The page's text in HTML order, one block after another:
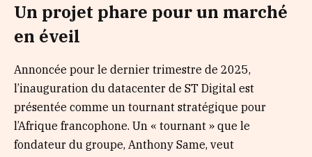
Un projet phare pour un marché
en éveil
Annoncée pour le dernier trimestre de 2025,
l’inauguration du datacenter de ST Digital est
présentée comme un tournant stratégique pour
l’Afrique francophone. Un « tournant » que le
fondateur du groupe, Anthony Same, veut